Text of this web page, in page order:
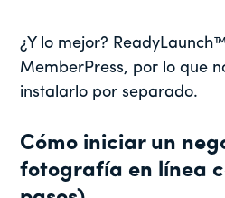
¿Y lo mejor?
MemberPress, por lo que
instalarlo por separado.
Cómo iniciar un
fotografía en línea